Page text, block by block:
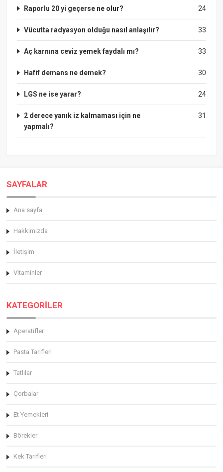
24
Raporlu 20 yi geçerse ne olur?
33
Vücutta radyasyon olduğu nasıl anlaşılır?
33
Aç karnına ceviz yemek faydalı mı?
30
Hafif demans ne demek?
24
LGS ne ise yarar?
31
2 derece yanık iz kalmaması için ne
yapmalı?
SAYFALAR
Ana sayfa
Hakkimizda
İletişim
Vitaminler
KATEGORİLER
Aperatifler
Pasta Tarifleri
Tatlılar
Çorbalar
Et Yemekleri
Börekler
Kek Tarifleri